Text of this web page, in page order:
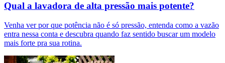
Qual a lavadora de alta pressão mais potente?
Venha ver por que potência não é só pressão, entenda como a vazão
entra nessa conta e descubra quando faz sentido buscar um modelo
mais forte pra sua rotina.